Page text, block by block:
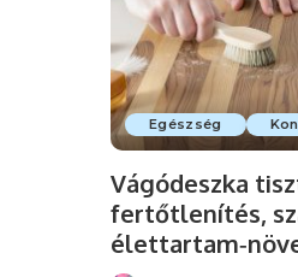
Egészség
Vágódeszka
fertőtlenítés,